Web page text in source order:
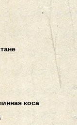
коса